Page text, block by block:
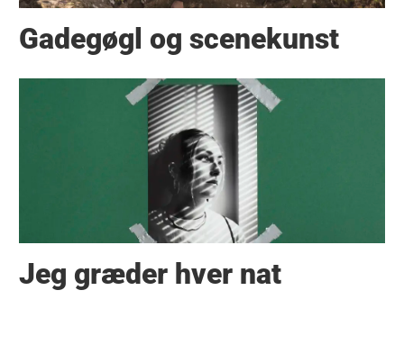
Gadegøgl og scenekunst
Jeg græder hver nat